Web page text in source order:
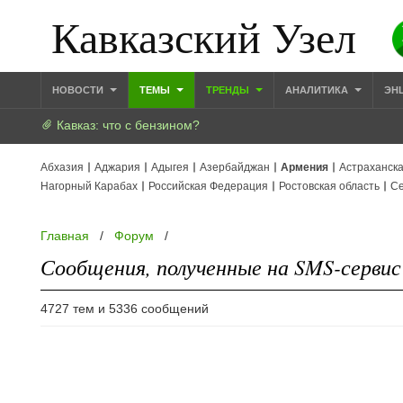
Кавказский Узел
НОВОСТИ ТЕМЫ ТРЕНДЫ АНАЛИТИКА
Кавказ: что с бензином?
Абхазия Аджария Адыгея Азербайджан Армения
Нагорный Карабах
Российская Федерация Ростовская область
Главная / Форум /
Сообщения, полученные на SMS-
4727 тем и 5336 сообщений